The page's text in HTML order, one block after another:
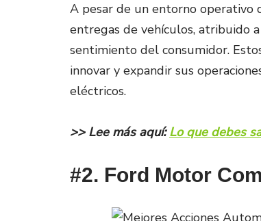
A pesar de un entorno operativo
entregas de vehículos, atribuido
sentimiento del consumidor.
innovar y expandir sus
eléctricos​.
>> Lee más aquí:Lo que debes
#2. Ford Motor